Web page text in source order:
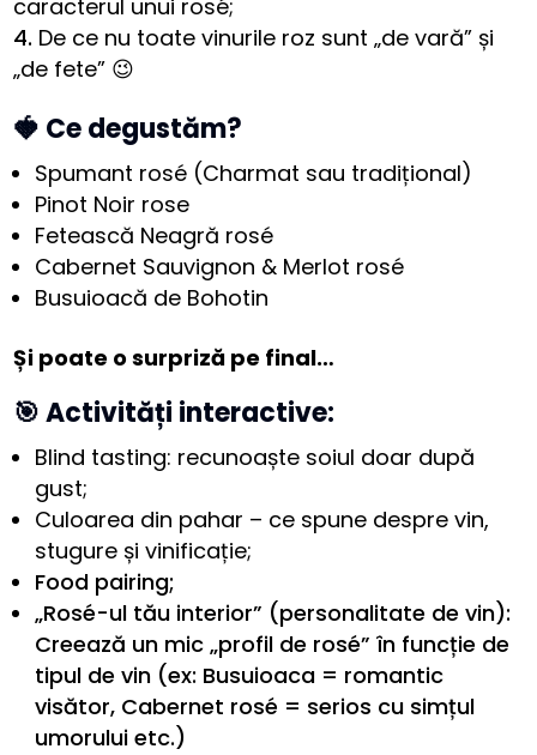
caracterul unui rosé;
De ce nu toate vinurile roz sunt „de vară” și
„de fete” 😉
🍓 Ce degustăm?
Spumant rosé (Charmat sau tradițional)
Pinot Noir rose
Fetească Neagră rosé
Cabernet Sauvignon & Merlot rosé
Busuioacă de Bohotin
Și poate o surpriză pe final…
🎯 Activități interactive:
Blind tasting: recunoaște soiul doar după
gust;
Culoarea din pahar – ce spune despre vin,
stugure și vinificație;
Food pairing;
„Rosé-ul tău interior” (personalitate de vin):
Creează un mic „profil de rosé” în funcție de
tipul de vin (ex: Busuioaca = romantic
visător, Cabernet rosé = serios cu simțul
umorului etc.)